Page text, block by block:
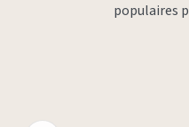
populaires